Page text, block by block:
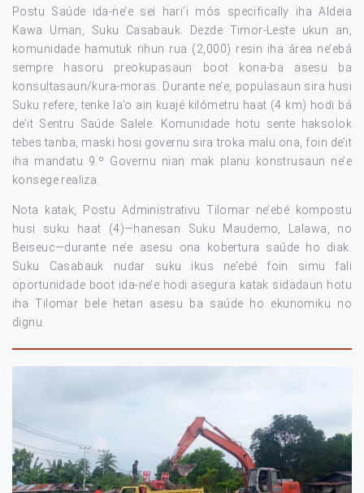
Postu Saúde ida-ne’e sei hari’i mós specifically iha Aldeia
Kawa Uman, Suku Casabauk. Dezde Timor-Leste ukun an,
komunidade hamutuk rihun rua (2,000) resin iha área ne’ebá
sempre hasoru preokupasaun boot kona-ba asesu ba
konsultasaun/kura-moras. Durante ne’e, populasaun sira husi
Suku refere, tenke la’o ain kuajé kilómetru haat (4 km) hodi bá
de’it Sentru Saúde Salele. Komunidade hotu sente haksolok
tebes tanba, maski hosi governu sira troka malu ona, foin de’it
iha mandatu 9.º Governu nian mak planu konstrusaun ne’e
konsege realiza.
Nota katak, Postu Administrativu Tilomar ne’ebé kompostu
husi suku haat (4)—hanesan Suku Maudemo, Lalawa, no
Beiseuc—durante ne’e asesu ona kobertura saúde ho diak.
Suku Casabauk nudar suku ikus ne’ebé foin simu fali
oportunidade boot ida-ne’e hodi asegura katak sidadaun hotu
iha Tilomar bele hetan asesu ba saúde ho ekunomiku no
dignu.